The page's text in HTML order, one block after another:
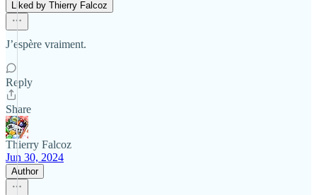
Liked by Thierry Falcoz
J’espère vraiment.
Reply
Share
Thierry Falcoz
Jun 30, 2024
Author